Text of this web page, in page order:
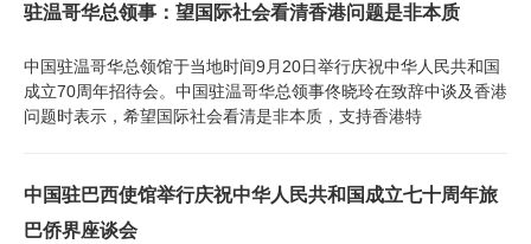
驻温哥华总领事：望国际社会看清香港问题是非本质
中国驻温哥华总领馆于当地时间9月20日举行庆祝中华人民共和国
成立70周年招待会。中国驻温哥华总领事佟晓玲在致辞中谈及香港
问题时表示，希望国际社会看清是非本质，支持香港特
中国驻巴西使馆举行庆祝中华人民共和国成立七十周年旅
巴侨界座谈会